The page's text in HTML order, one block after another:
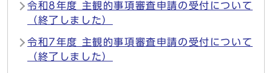
令和8年度 主観的事項審査申請の受付について
（終了しました）
令和7年度 主観的事項審査申請の受付について
（終了しました）